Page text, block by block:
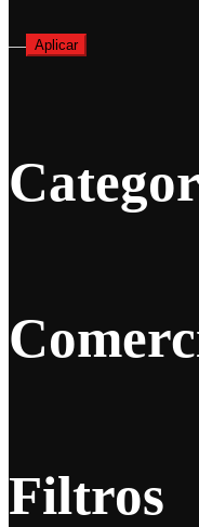
— Aplicar
Filtros